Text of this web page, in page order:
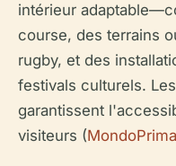
intérieur
course, des terrains
rugby, et des
festivals culturels.
garantissent
visiteurs (